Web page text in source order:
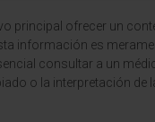
principal ofrecer un
información es
consultar a un
o la interpretación de